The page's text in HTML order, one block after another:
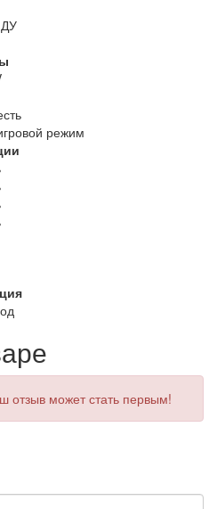
ДУ
режим
отзыв может стать первым!